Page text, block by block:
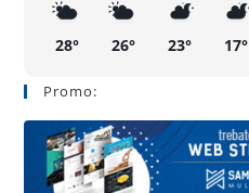
28° 26° 23° 17°
Promo: